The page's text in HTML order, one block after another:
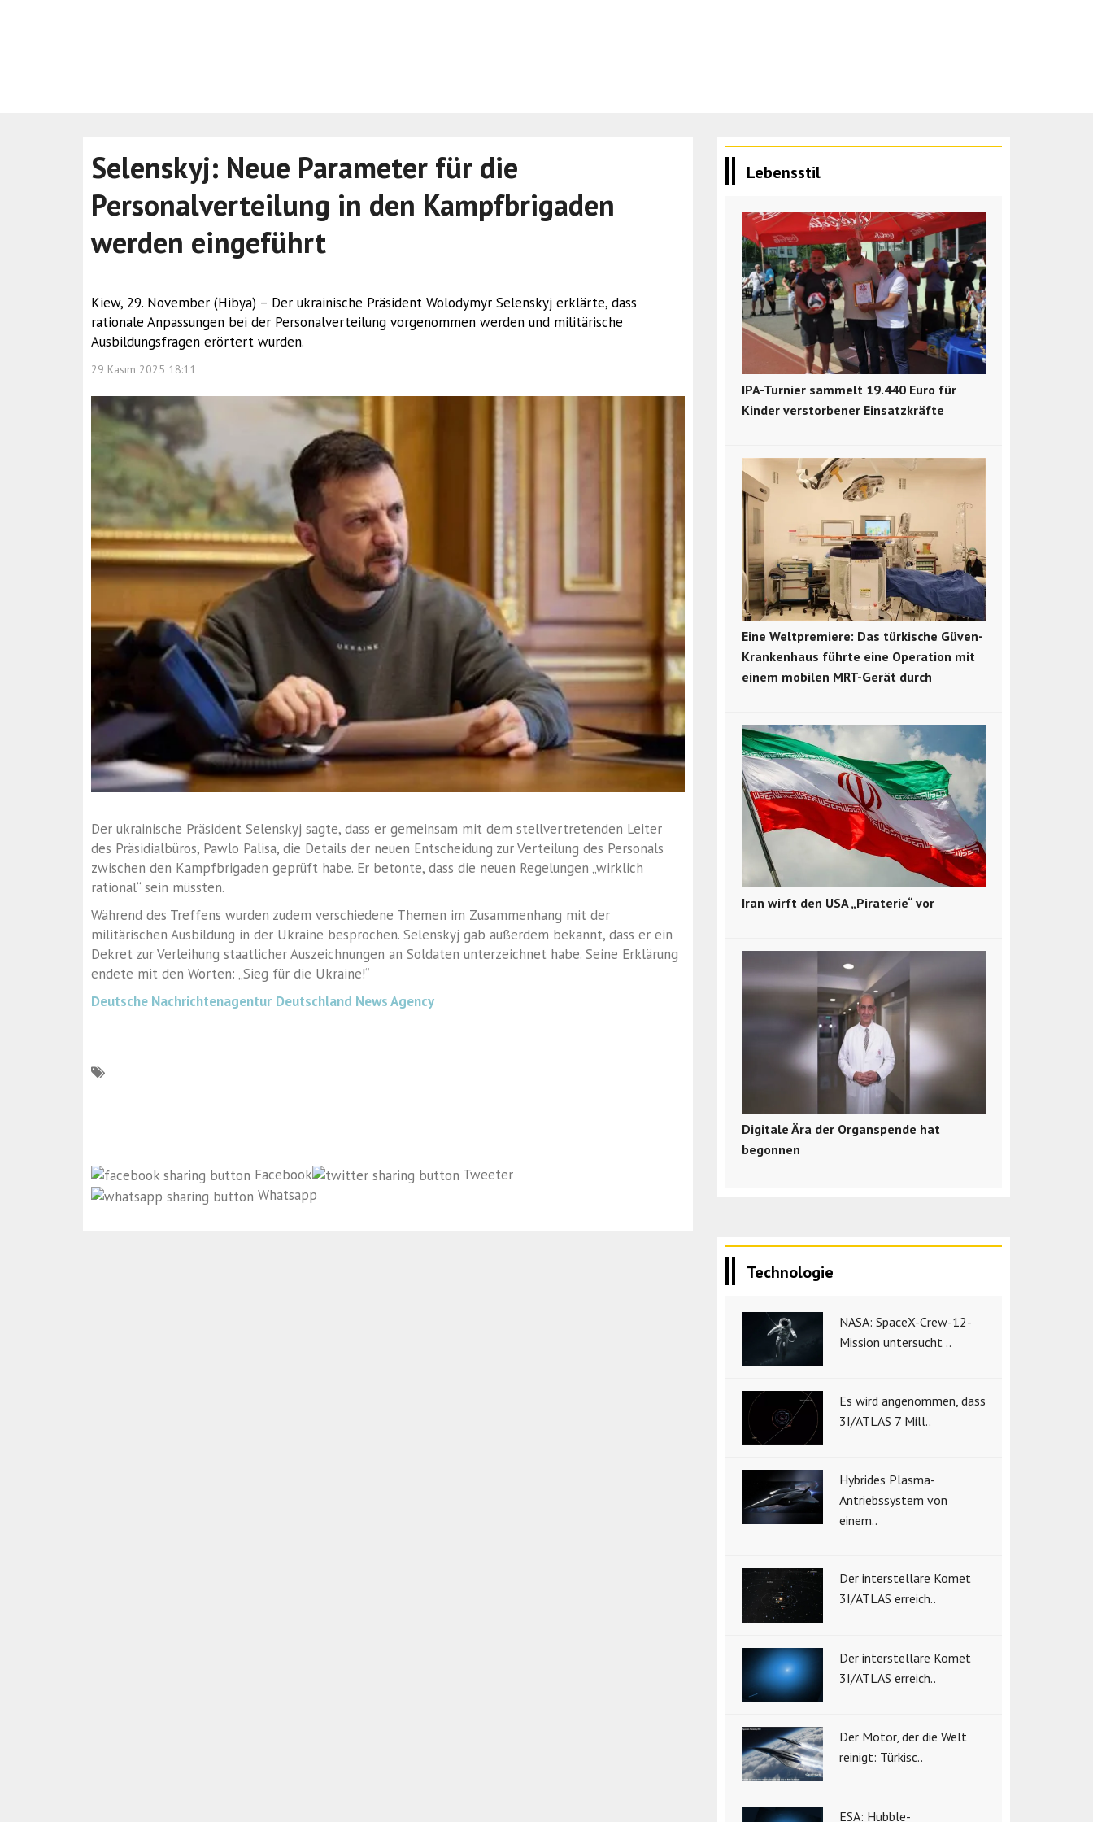
Selenskyj: Neue Parameter für die
Personalverteilung in den Kampfbrigaden
werden eingeführt
Kiew, 29. November (Hibya) – Der ukrainische Präsident Wolodymyr Selenskyj erklärte, dass
rationale Anpassungen bei der Personalverteilung vorgenommen werden und militärische
Ausbildungsfragen erörtert wurden.
29 Kasım 2025 18:11
Der ukrainische Präsident Selenskyj sagte, dass er gemeinsam mit dem stellvertretenden Leiter
des Präsidialbüros, Pawlo Palisa, die Details der neuen Entscheidung zur Verteilung des Personals
zwischen den Kampfbrigaden geprüft habe. Er betonte, dass die neuen Regelungen „wirklich
rational“ sein müssten.
Während des Treffens wurden zudem verschiedene Themen im Zusammenhang mit der
militärischen Ausbildung in der Ukraine besprochen. Selenskyj gab außerdem bekannt, dass er ein
Dekret zur Verleihung staatlicher Auszeichnungen an Soldaten unterzeichnet habe. Seine Erklärung
endete mit den Worten: „Sieg für die Ukraine!“
Deutsche Nachrichtenagentur Deutschland News Agency
Facebook
Tweeter
Whatsapp
Lebensstil
IPA-Turnier sammelt 19.440 Euro für
Kinder verstorbener Einsatzkräfte
Eine Weltpremiere: Das türkische Güven-
Krankenhaus führte eine Operation mit
einem mobilen MRT-Gerät durch
Iran wirft den USA „Piraterie“ vor
Digitale Ära der Organspende hat
begonnen
Technologie
NASA: SpaceX-Crew-12-
Mission untersucht ..
Es wird angenommen, dass
3I/ATLAS 7 Mill..
Hybrides Plasma-
Antriebssystem von
einem..
Der interstellare Komet
3I/ATLAS erreich..
Der interstellare Komet
3I/ATLAS erreich..
Der Motor, der die Welt
reinigt: Türkisc..
ESA: Hubble-